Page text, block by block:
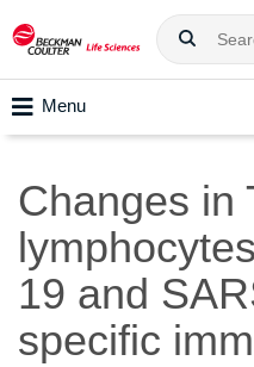
Menu
Changes in
19 and
specific